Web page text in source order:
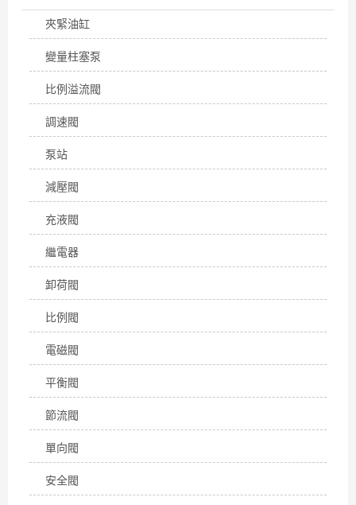
夾緊油缸
變量柱塞泵
比例溢流閥
調速閥
泵站
減壓閥
充液閥
繼電器
卸荷閥
比例閥
電磁閥
平衡閥
節流閥
單向閥
安全閥